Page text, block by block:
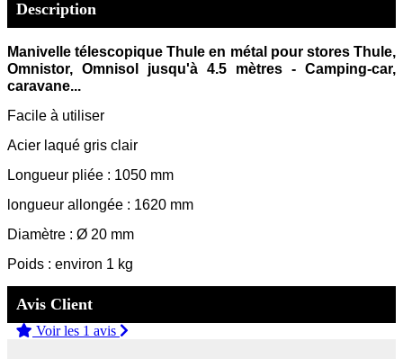
Description
Manivelle télescopiqueThuleen métal pour stores Thule,
Omnistor, Omnisol
jusqu'à 4.5 mètres - Camping-car,
caravane...
Facile à utiliser
Acier laqué gris clair
Longueur pliée : 1050 mm
longueur allongée : 1620 mm
Diamètre : Ø 20 mm
Poids : environ 1 kg
Avis Client
Voir les 1 avis